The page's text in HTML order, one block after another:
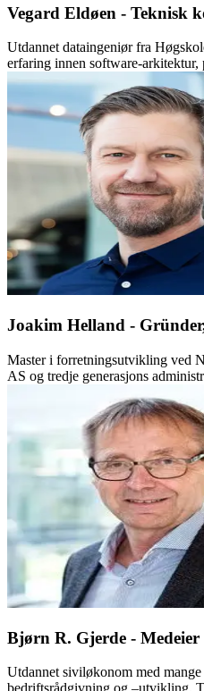
Vegard Eldøen - Teknisk
Utdannet dataingeniør fra
erfaring innen software-arkitektur,
Joakim Helland -
Master i forretningsutvikling ved
AS og tredje generasjons
Bjørn R. Gjerde - Medeier
Utdannet siviløkonom med